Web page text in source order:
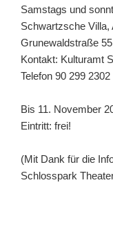
Samstags und
Schwartzsche
Grunewaldstraße
Kontakt: Kulturamt
Telefon 90 299 2302
Bis 11. November
Eintritt: frei!
(Mit Dank für die
Schlosspark